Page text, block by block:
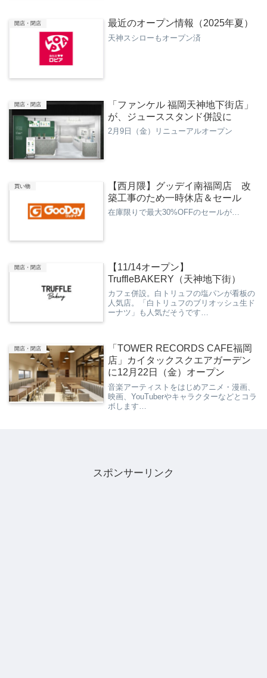
開店・閉店 最近のオープン情報（2025年夏）
天神スシローもオープン済
開店・閉店
「ファンケル 福岡天神地下街店」
が、ジューススタンド併設に
2月9日（金）リニューアルオープン
買い物
【西月隈】グッデイ南福岡店 改
築工事のため一時休店＆セール
在庫限りで最大30%OFFのセールが…
開店・閉店
【11/14オープン】
TruffleBAKERY（天神地下街）
カフェ併設。白トリュフの塩パンが看板の
人気店。「白トリュフのブリオッシュ生ド
ーナツ」も人気だそうです…
開店・閉店
「TOWER RECORDS CAFE福岡
店」カイタックスクエアガーデン
に12月22日（金）オープン
音楽アーティストをはじめアニメ・漫画、
映画、YouTuberやキャラクターなどとコラ
ボします…
スポンサーリンク